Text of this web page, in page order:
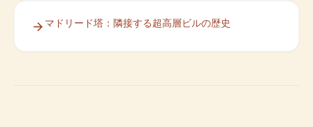
マドリード塔：隣接する超高層ビルの歴史